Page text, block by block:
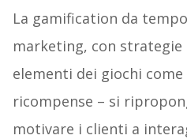
La gamification da
marketing, con
elementi dei giochi
ricompense – si
motivare i clienti a